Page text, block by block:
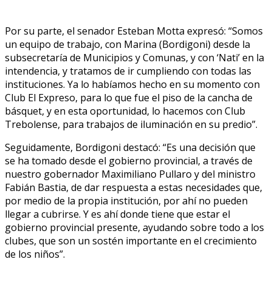
Por su parte, el senador Esteban Motta expresó: “Somos
un equipo de trabajo, con Marina (Bordigoni) desde la
subsecretaría de Municipios y Comunas, y con ‘Nati’ en la
intendencia, y tratamos de ir cumpliendo con todas las
instituciones. Ya lo habíamos hecho en su momento con
Club El Expreso, para lo que fue el piso de la cancha de
básquet, y en esta oportunidad, lo hacemos con Club
Trebolense, para trabajos de iluminación en su predio”.
Seguidamente, Bordigoni destacó: “Es una decisión que
se ha tomado desde el gobierno provincial, a través de
nuestro gobernador Maximiliano Pullaro y del ministro
Fabián Bastia, de dar respuesta a estas necesidades que,
por medio de la propia institución, por ahí no pueden
llegar a cubrirse. Y es ahí donde tiene que estar el
gobierno provincial presente, ayudando sobre todo a los
clubes, que son un sostén importante en el crecimiento
de los niños”.